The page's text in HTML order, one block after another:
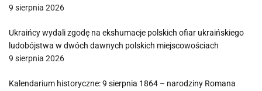
9 sierpnia 2026
Ukraińcy wydali zgodę na ekshumacje polskich ofiar ukraińskiego
ludobójstwa w dwóch dawnych polskich miejscowościach
9 sierpnia 2026
Kalendarium historyczne: 9 sierpnia 1864 – narodziny Romana